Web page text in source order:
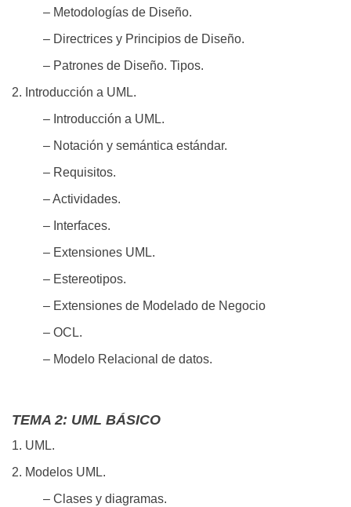
– Metodologías de Diseño.
– Directrices y Principios de Diseño.
– Patrones de Diseño. Tipos.
2. Introducción a UML.
– Introducción a UML.
– Notación y semántica estándar.
– Requisitos.
– Actividades.
– Interfaces.
– Extensiones UML.
– Estereotipos.
– Extensiones de Modelado de Negocio
– OCL.
– Modelo Relacional de datos.
TEMA 2: UML BÁSICO
1. UML.
2. Modelos UML.
– Clases y diagramas.